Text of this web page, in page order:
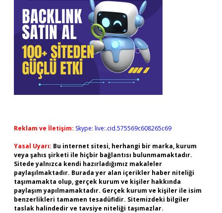
Reklam ve İletişim: Skype: live:.cid.575569c608265c69
Yasal Uyarı: Bu internet sitesi, herhangi bir marka, kurum
veya şahıs şirketi ile hiçbir bağlantısı bulunmamaktadır.
Sitede yalnızca kendi hazırladığımız makaleler
paylaşılmaktadır. Burada yer alan içerikler haber niteliği
taşımamakta olup, gerçek kurum ve kişiler hakkında
paylaşım yapılmamaktadır. Gerçek kurum ve kişiler ile isim
benzerlikleri tamamen tesadüfidir. Sitemizdeki bilgiler
taslak halindedir ve tavsiye niteliği taşımazlar.